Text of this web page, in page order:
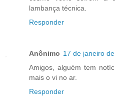
lambança técnica.
Responder
Anônimo 17 de janeiro
Amigos, alguém tem
mais o vi no ar.
Responder